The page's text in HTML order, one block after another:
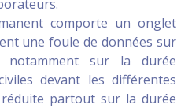
comporte un onglet
une foule de données sur
notamment sur la durée
devant les différentes
réduite partout sur la durée